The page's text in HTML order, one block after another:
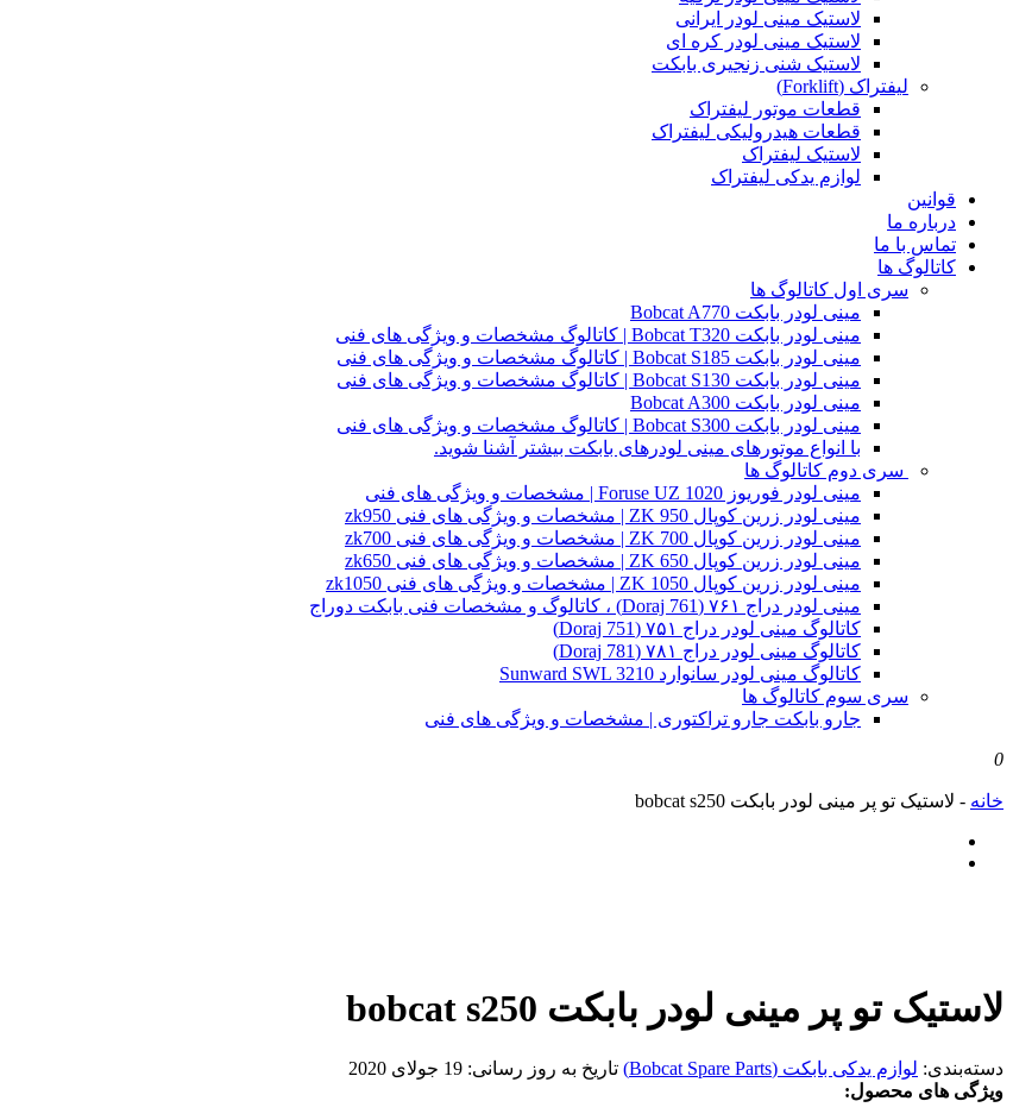
لاستیک مینی لودر ایرانی
لاستیک مینی لودر کره ای
لاستیک شنی زنجیری بابکت
لیفتراک (Forklift)
قطعات موتور لیفتراک
قطعات هیدرولیکی لیفتراک
لاستیک لیفتراک
لوازم یدکی لیفتراک
قوانین
درباره ما
تماس با ما
کاتالوگ ها
سری اول کاتالوگ ها
مینی لودر بابکت Bobcat A770
مینی لودر بابکت Bobcat T320 | کاتالوگ مشخصات و ویژگی های فنی
مینی لودر بابکت Bobcat S185 | کاتالوگ مشخصات و ویژگی های فنی
مینی لودر بابکت Bobcat S130 | کاتالوگ مشخصات و ویژگی های فنی
مینی لودر بابکت Bobcat A300
مینی لودر بابکت Bobcat S300 | کاتالوگ مشخصات و ویژگی های فنی
با انواع موتورهای مینی لودرهای بابکت بیشتر آشنا شوید.
سری دوم کاتالوگ ها
مینی لودر فوریوز Foruse UZ 1020 | مشخصات و ویژگی های فنی
مینی لودر زرین کوپال ZK 950 | مشخصات و ویژگی های فنی zk950
مینی لودر زرین کوپال ZK 700 | مشخصات و ویژگی های فنی zk700
مینی لودر زرین کوپال ZK 650 | مشخصات و ویژگی های فنی zk650
مینی لودر زرین کوپال ZK 1050 | مشخصات و ویژگی های فنی zk1050
مینی لودر دراج ۷۶۱ (Doraj 761) ، کاتالوگ و مشخصات فنی بابکت دوراج
کاتالوگ مینی لودر دراج ۷۵۱ (Doraj 751)
کاتالوگ مینی لودر دراج ۷۸۱ (Doraj 781)
کاتالوگ مینی لودر سانوارد Sunward SWL 3210
سری سوم کاتالوگ ها
جارو بابکت جارو تراکتوری | مشخصات و ویژگی های فنی
0
خانه - لاستیک تو پر مینی لودر بابکت bobcat s250
لاستیک تو پر مینی لودر بابکت bobcat s250
دسته‌بندی: لوازم یدکی بابکت (Bobcat Spare Parts) تاریخ به روز رسانی: 19 جولای 2020
ویژگی های محصول: